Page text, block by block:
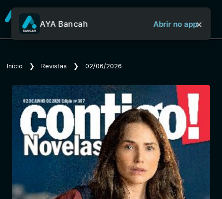
Sobre o Aya Bancah
Início
Revistas
Jornais
AYA Bancah Abrir no app×
Início ❯ Revistas ❯ 02/06/2026